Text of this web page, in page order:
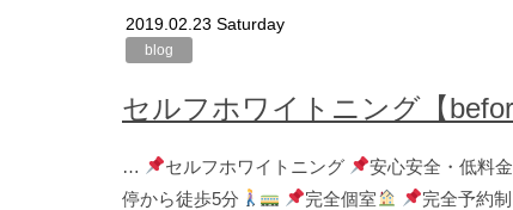
2019.02.23 Saturday
blog
セルフホワイトニング【
… セルフホワイトニング 安心安全・低料
停から徒歩5分
完全個室 完全予約制